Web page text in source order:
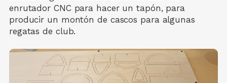
enrutador CNC para hacer un tapón, para
producir un montón de cascos para algunas
regatas de club.